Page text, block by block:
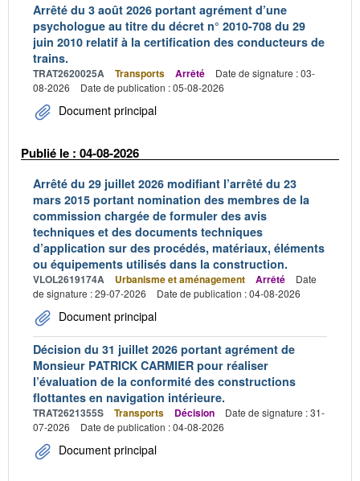
Arrêté du 3 août 2026 portant agrément d’une
psychologue au titre du décret n° 2010-708 du 29
juin 2010 relatif à la certification des conducteurs de
trains.
TRAT2620025A Transports Arrêté
Date de signature : 03-
08-2026
Date de publication : 05-08-2026
Document principal
Publié le : 04-08-2026
Arrêté du 29 juillet 2026 modifiant l’arrêté du 23
mars 2015 portant nomination des membres de la
commission chargée de formuler des avis
techniques et des documents techniques
d’application sur des procédés, matériaux, éléments
ou équipements utilisés dans la construction.
VLOL2619174A Urbanisme et aménagement Arrêté
Date
de signature : 29-07-2026
Date de publication : 04-08-2026
Document principal
Décision du 31 juillet 2026 portant agrément de
Monsieur PATRICK CARMIER pour réaliser
l’évaluation de la conformité des constructions
flottantes en navigation intérieure.
TRAT2621355S Transports Décision
Date de signature : 31-
07-2026
Date de publication : 04-08-2026
Document principal